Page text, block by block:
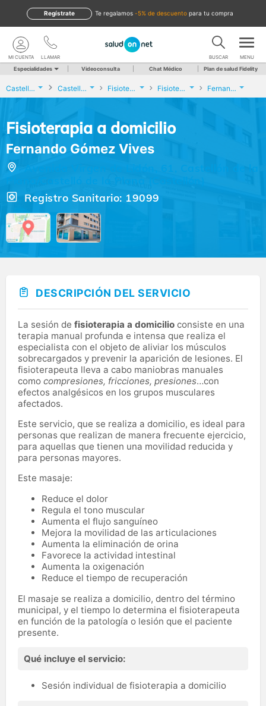
te regalamos -5% de descuento para tu compra
Regístrate
LLAMAR
MI CUENTA BUSCAR MENU
Especialidades Videoconsulta Chat Médico Plan de salud Fidelity
Castellón Castellón de la Plana/Castelló de la Plana Fisioterapia Fisioterapia a domicilio Fernando Gómez Vives
Fisioterapia a domicilio
Fernando Gómez Vives
Registro Sanitario: 19099
DESCRIPCIÓN DEL SERVICIO
La sesión de fisioterapia a domicilio consiste en una
terapia manual profunda e intensa que realiza el
especialista con el objeto de aliviar los músculos
sobrecargados y prevenir la aparición de lesiones. El
fisioterapeuta lleva a cabo maniobras manuales
como compresiones, fricciones, presiones…con
efectos analgésicos en los grupos musculares
afectados.
Este servicio, que se realiza a domicilio, es ideal para
personas que realizan de manera frecuente ejercicio,
para aquellas que tienen una movilidad reducida y
para personas mayores.
Este masaje:
Reduce el dolor
Regula el tono muscular
Aumenta el flujo sanguíneo
Mejora la movilidad de las articulaciones
Aumenta la eliminación de orina
Favorece la actividad intestinal
Aumenta la oxigenación
Reduce el tiempo de recuperación
El masaje se realiza a domicilio, dentro del término
municipal, y el tiempo lo determina el fisioterapeuta
en función de la patología o lesión que el paciente
presente.
Qué incluye el servicio:
Sesión individual de fisioterapia a domicilio